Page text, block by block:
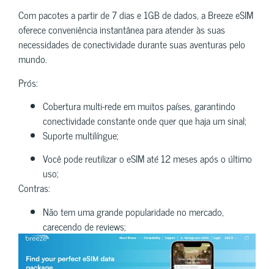
Com pacotes a partir de 7 dias e 1GB de dados, a Breeze eSIM
oferece conveniência instantânea para atender às suas
necessidades de conectividade durante suas aventuras pelo
mundo.
Prós:
Cobertura multi-rede em muitos países, garantindo
conectividade constante onde quer que haja um sinal;
Suporte multilíngue;
Você pode reutilizar o eSIM até 12 meses após o último
uso;
Contras:
Não tem uma grande popularidade no mercado,
carecendo de reviews;